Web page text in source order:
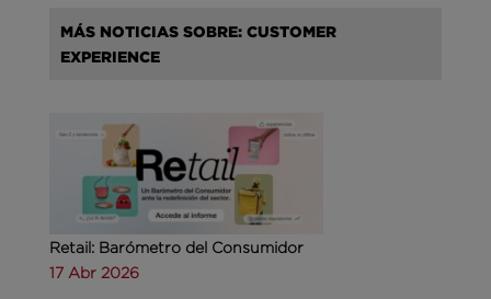
MÁS NOTICIAS SOBRE: CUSTOMER
EXPERIENCE
Retail: Barómetro del Consumidor
17 Abr 2026